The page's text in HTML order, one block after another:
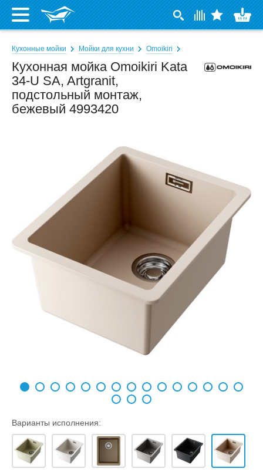
Кухонные мойки Мойки для кухни Omoikiri
Кухонная мойка Omoikiri Kata
34-U SA, Artgranit,
подстольный монтаж,
бежевый 4993420
Варианты исполнения: